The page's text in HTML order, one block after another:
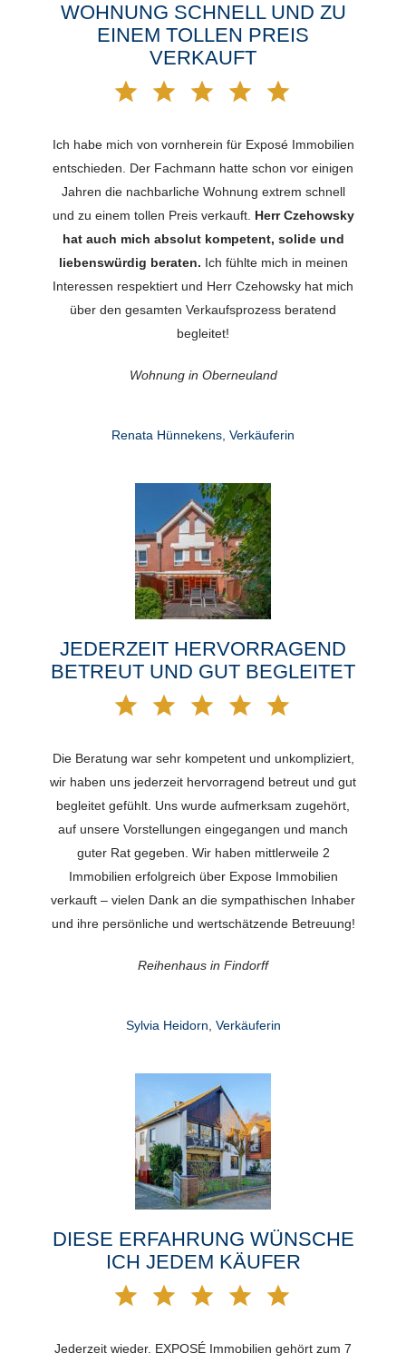
WOHNUNG SCHNELL UND ZU
EINEM TOLLEN PREIS
VERKAUFT
Ich habe mich von vornherein für Exposé Immobilien
entschieden. Der Fachmann hatte schon vor einigen
Jahren die nachbarliche Wohnung extrem schnell
und zu einem tollen Preis verkauft. Herr Czehowsky
hat auch mich absolut kompetent, solide und
liebenswürdig beraten. Ich fühlte mich in meinen
Interessen respektiert und Herr Czehowsky hat mich
über den gesamten Verkaufsprozess beratend
begleitet!
Wohnung in Oberneuland
Renata Hünnekens, Verkäuferin
JEDERZEIT HERVORRAGEND
BETREUT UND GUT BEGLEITET
Die Beratung war sehr kompetent und unkompliziert,
wir haben uns jederzeit hervorragend betreut und gut
begleitet gefühlt. Uns wurde aufmerksam zugehört,
auf unsere Vorstellungen eingegangen und manch
guter Rat gegeben. Wir haben mittlerweile 2
Immobilien erfolgreich über Expose Immobilien
verkauft – vielen Dank an die sympathischen Inhaber
und ihre persönliche und wertschätzende Betreuung!
Reihenhaus in Findorff
Sylvia Heidorn, Verkäuferin
DIESE ERFAHRUNG WÜNSCHE
ICH JEDEM KÄUFER
Jederzeit wieder. EXPOSÉ Immobilien gehört zum 7